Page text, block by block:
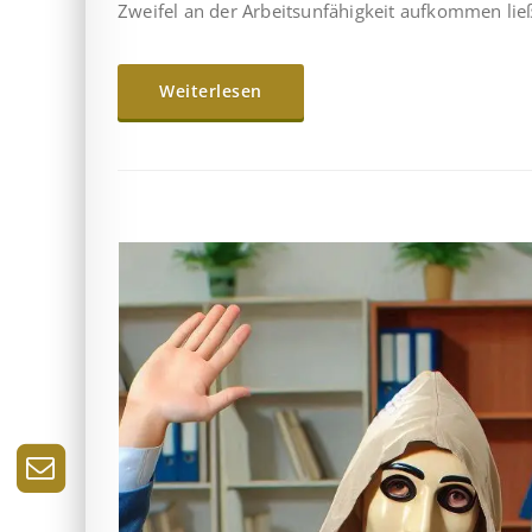
Zweifel an der Arbeitsunfähigkeit aufkommen
Weiterlesen